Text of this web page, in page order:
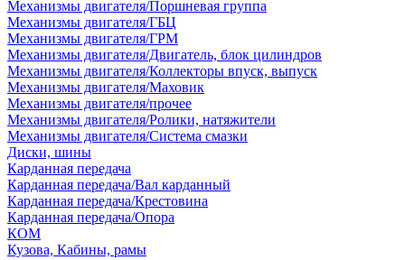
Механизмы двигателя/Поршневая группа
Механизмы двигателя/ГБЦ
Механизмы двигателя/ГРМ
Механизмы двигателя/Двигатель, блок цилиндров
Механизмы двигателя/Коллекторы впуск, выпуск
Механизмы двигателя/Маховик
Механизмы двигателя/прочее
Механизмы двигателя/Ролики, натяжители
Механизмы двигателя/Система смазки
Диски, шины
Карданная передача
Карданная передача/Вал карданный
Карданная передача/Крестовина
Карданная передача/Опора
КОМ
Кузова, Кабины, рамы